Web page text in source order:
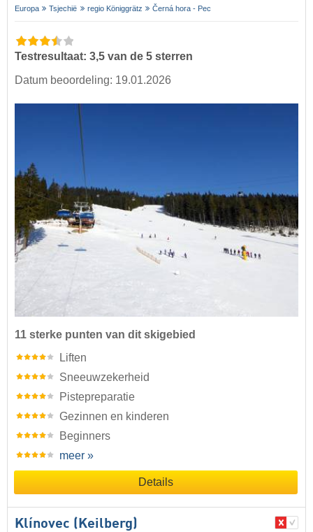
Europa Tsjechië regio Königgrätz Černá hora - Pec
Testresultaat: 3,5 van de 5 sterren
Datum beoordeling: 19.01.2026
11 sterke punten van dit skigebied
Liften
Sneeuwzekerheid
Pistepreparatie
Gezinnen en kinderen
Beginners
meer »
Details
Klínovec (Keilberg)